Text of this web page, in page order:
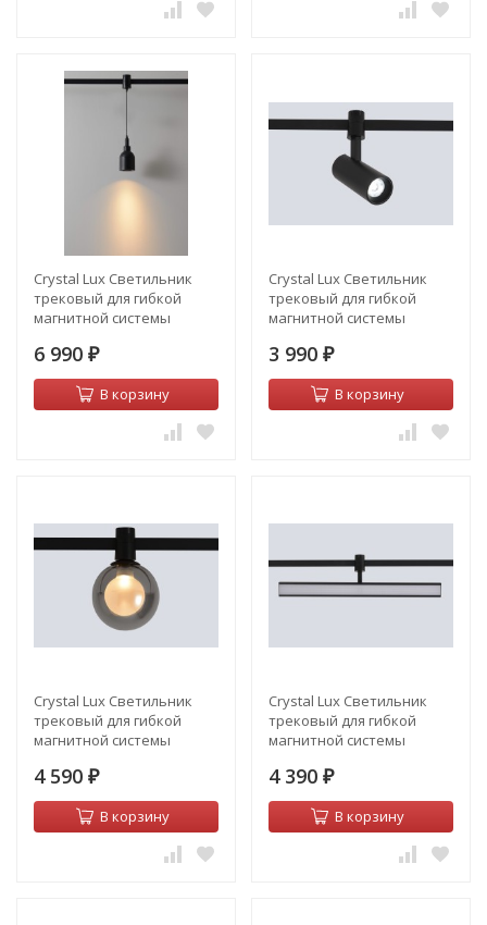
Crystal Lux Светильник
трековый для гибкой
магнитной системы
BL SMART
6 990 ₽
В корзину
Crystal Lux Светильник
трековый для гибкой
магнитной системы
BL SMART
3 990 ₽
В корзину
Crystal Lux Светильник
трековый для гибкой
магнитной системы
BL SMART
4 590 ₽
В корзину
Crystal Lux Светильник
трековый для гибкой
магнитной системы
BL SMART
4 390 ₽
В корзину